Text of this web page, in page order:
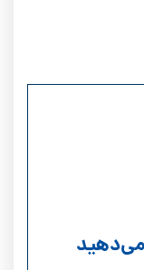
می‌دهید